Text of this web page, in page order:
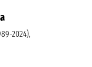
2024),